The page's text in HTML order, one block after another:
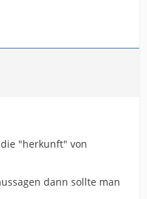
"herkunft" von
dann sollte man